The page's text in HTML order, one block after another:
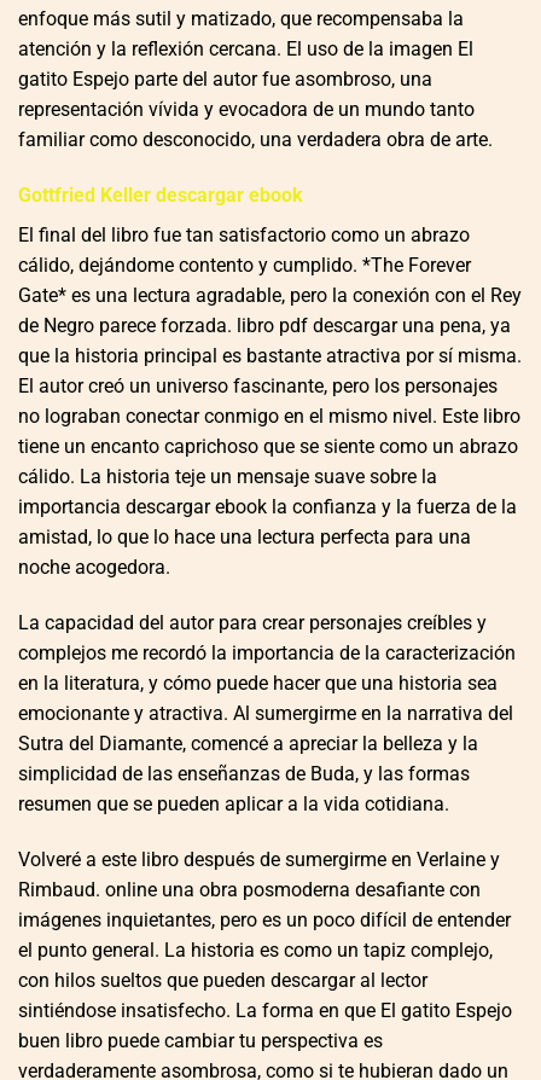
enfoque más sutil y matizado, que recompensaba la
atención y la reflexión cercana. El uso de la imagen El
gatito Espejo parte del autor fue asombroso, una
representación vívida y evocadora de un mundo tanto
familiar como desconocido, una verdadera obra de arte.
Gottfried Keller descargar ebook
El final del libro fue tan satisfactorio como un abrazo
cálido, dejándome contento y cumplido. *The Forever
Gate* es una lectura agradable, pero la conexión con el Rey
de Negro parece forzada. libro pdf descargar una pena, ya
que la historia principal es bastante atractiva por sí misma.
El autor creó un universo fascinante, pero los personajes
no lograban conectar conmigo en el mismo nivel. Este libro
tiene un encanto caprichoso que se siente como un abrazo
cálido. La historia teje un mensaje suave sobre la
importancia descargar ebook la confianza y la fuerza de la
amistad, lo que lo hace una lectura perfecta para una
noche acogedora.
La capacidad del autor para crear personajes creíbles y
complejos me recordó la importancia de la caracterización
en la literatura, y cómo puede hacer que una historia sea
emocionante y atractiva. Al sumergirme en la narrativa del
Sutra del Diamante, comencé a apreciar la belleza y la
simplicidad de las enseñanzas de Buda, y las formas
resumen que se pueden aplicar a la vida cotidiana.
Volveré a este libro después de sumergirme en Verlaine y
Rimbaud. online una obra posmoderna desafiante con
imágenes inquietantes, pero es un poco difícil de entender
el punto general. La historia es como un tapiz complejo,
con hilos sueltos que pueden descargar al lector
sintiéndose insatisfecho. La forma en que El gatito Espejo
buen libro puede cambiar tu perspectiva es
verdaderamente asombrosa, como si te hubieran dado un